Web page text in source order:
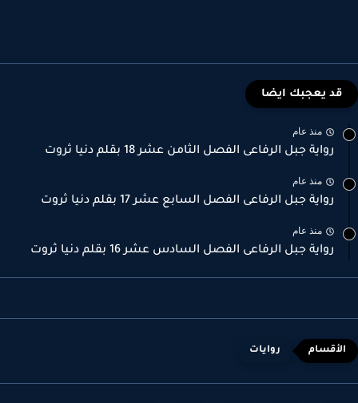
قد يعجبك ايضا
منذ عام
رواية جبل الرفاعى الفصل الثامن عشر 18 بقلم دنيا ثروت
منذ عام
رواية جبل الرفاعى الفصل السابع عشر 17 بقلم دنيا ثروت
منذ عام
رواية جبل الرفاعى الفصل السادس عشر 16 بقلم دنيا ثروت
روايات